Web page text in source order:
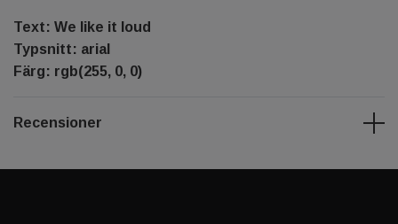
Text: We like it loud
Typsnitt: arial
Färg: rgb(255, 0, 0)
Recensioner